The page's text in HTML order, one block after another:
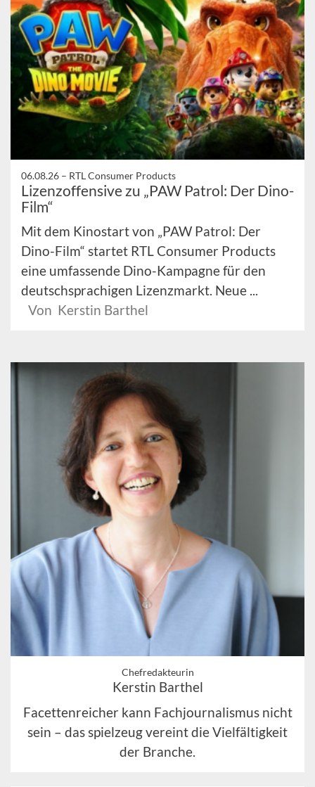
06.08.26 – RTL Consumer Products
Lizenzoffensive zu „PAW Patrol: Der Dino-
Film“
Mit dem Kinostart von „PAW Patrol: Der
Dino-Film“ startet RTL Consumer Products
eine umfassende Dino-Kampagne für den
deutschsprachigen Lizenzmarkt. Neue ...
Von Kerstin Barthel
Chefredakteurin
Kerstin Barthel
Facettenreicher kann Fachjournalismus nicht
sein – das spielzeug vereint die Vielfältigkeit
der Branche.